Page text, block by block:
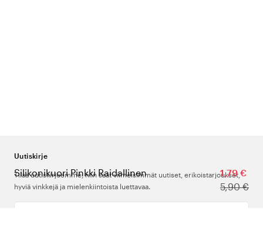
Silikonikuori Pinkki Raidallinen
1,79 €
5,90 €
Uutiskirje
Tilaa uutiskirjeemme, niin saat viimeisimmät uutiset, erikoistarjoukset,
hyviä vinkkejä ja mielenkiintoista luettavaa.
Kirjoita sähköpostiosoitteesi